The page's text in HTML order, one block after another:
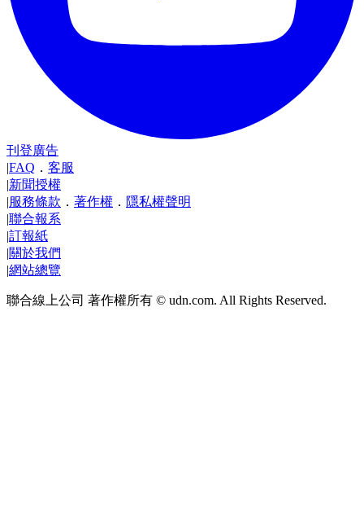
刊登廣告
|FAQ ． 客服
|新聞授權
|服務條款 ． 著作權 ． 隱私權聲明
|聯合報系
|訂報紙
|關於我們
|網站總覽
聯合線上公司 著作權所有 © udn.com. All Rights Reserved.